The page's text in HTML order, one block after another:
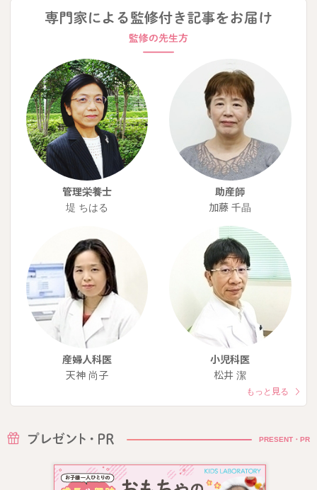
管理栄養士
堤 ちはる
助産師
加藤 千晶
産婦人科医
天神 尚子
小児科医
松井 潔
もっと見る
PRESENT・PR